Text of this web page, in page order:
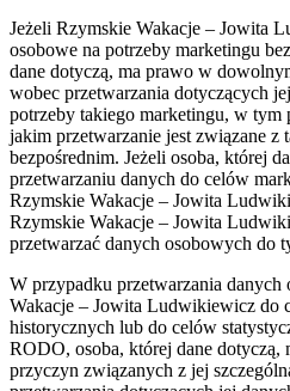
Jeżeli Rzymskie Wakacje – Jowita
osobowe na potrzeby marketingu
dane dotyczą, ma prawo w
wobec przetwarzania dotyczących
potrzeby takiego marketingu, w
jakim przetwarzanie jest związane z
bezpośrednim. Jeżeli osoba, której
przetwarzaniu danych do celów
Rzymskie Wakacje – Jowita
Rzymskie Wakacje – Jowita
przetwarzać danych osobowych do
W przypadku przetwarzania
Wakacje – Jowita Ludwikiewicz do
historycznych lub do celów
RODO, osoba, której dane dotyczą,
przyczyn związanych z jej